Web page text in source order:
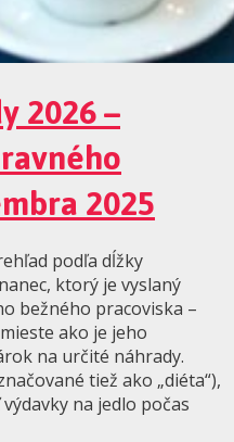
2026 –
2025
podľa dĺžky
ktorý je vyslaný
bežného pracoviska –
ako je jeho
na určité náhrady.
tiež ako „diéta“),
na jedlo počas